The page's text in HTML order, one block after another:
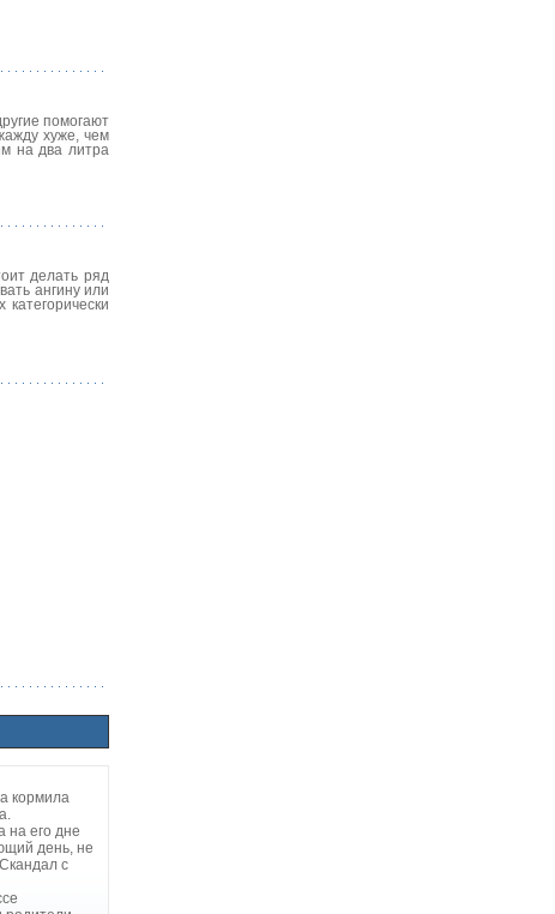
помогают
хуже, чем
на два литра
делать ряд
ангину или
кормила
на его дне
день, не
с